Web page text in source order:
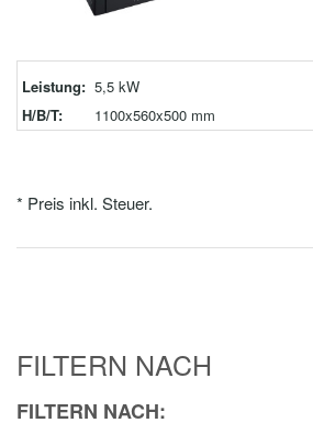
Leistung: 5,5 kW
H/B/T:
1100x560x500 mm
* Preis inkl. Steuer.
FILTERN NACH
FILTERN NACH: